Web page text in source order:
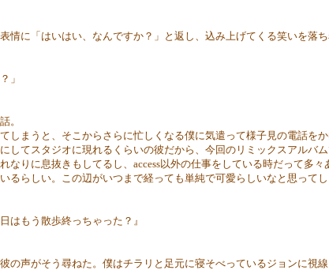
情に「はいはい、なんですか？」と返し、込み上げてくる笑いを落ち
」
。
しまうと、そこからさらに忙しくなる僕に気遣って様子見の電話をか
してスタジオに現れるくらいの彼だから、今回のリミックスアルバ
なりに息抜きもしてるし、 access以外の仕事をしている時だって多
るらしい。この辺がいつまで経っても単純で可愛らしいなと思ってし
はもう散歩終っちゃった？』
の声がそう尋ねた。僕はチラリと足元に寝そべっているジョンに視